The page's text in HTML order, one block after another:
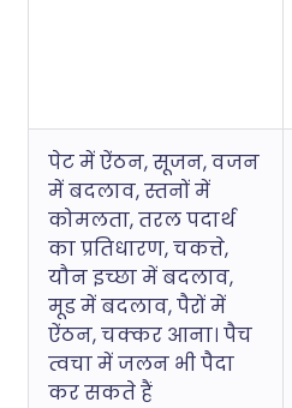
पेट में ऐंठन, सूजन, वजन
में बदलाव, स्तनों में
कोमलता, तरल पदार्थ
का प्रतिधारण, चकत्ते,
यौन इच्छा में बदलाव,
मूड में बदलाव, पैरों में
ऐंठन, चक्कर आना। पैच
त्वचा में जलन भी पैदा
कर सकते हैं